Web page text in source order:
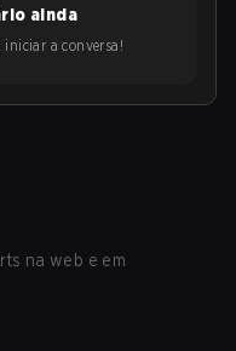
ainda
a conversa!
na web e em